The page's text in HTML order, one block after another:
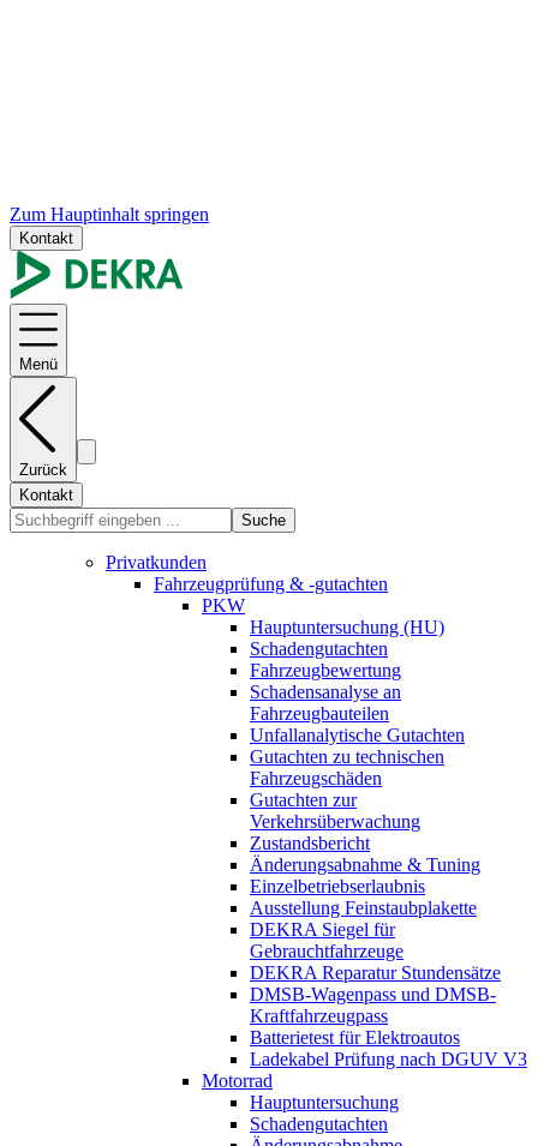
Zum Hauptinhalt springen
Kontakt
Menü
Zurück
Kontakt
Suche
Privatkunden
Fahrzeugprüfung & -gutachten
PKW
Hauptuntersuchung (HU)
Schadengutachten
Fahrzeugbewertung
Schadensanalyse an
Fahrzeugbauteilen
Unfallanalytische Gutachten
Gutachten zu technischen
Fahrzeugschäden
Gutachten zur
Verkehrsüberwachung
Zustandsbericht
Änderungsabnahme & Tuning
Einzelbetriebserlaubnis
Ausstellung Feinstaubplakette
DEKRA Siegel für
Gebrauchtfahrzeuge
DEKRA Reparatur Stundensätze
DMSB-Wagenpass und DMSB-
Kraftfahrzeugpass
Batterietest für Elektroautos
Ladekabel Prüfung nach DGUV V3
Motorrad
Hauptuntersuchung
Schadengutachten